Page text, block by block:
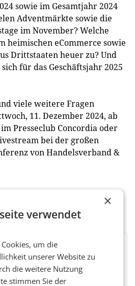
sowie im Gesamtjahr 2024
Adventmärkte sowie die
im November? Welche
heimischen eCommerce sowie
Drittstaaten heuer zu? Und
für das Geschäftsjahr 2025
viele weitere Fragen
11. Dezember 2024, ab
Presseclub Concordia oder
bei der großen
von Handelsverband &
×
verwendet
um die
unserer Website zu
die weitere Nutzung
stimmen Sie der